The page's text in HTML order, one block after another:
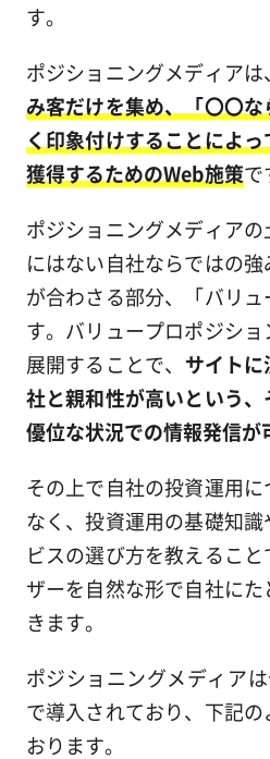
す。
ポジショニングメディアは、
み客だけを集め、「〇〇
く印象付けすることによ
獲得するためのWeb施策で
ポジショニングメディア
にはない自社ならではの
が合わさる部分、「バリ
す。バリュープロポジシ
展開することで、 サイト
社と親和性が高いという
優位な状況での情報発信が
その上で自社の投資運用
なく、投資運用の基礎知
ビスの選び方を教えるこ
ザーを自然な形で自社に
きます。
ポジショニングメディア
で導入されており、下記
おります。